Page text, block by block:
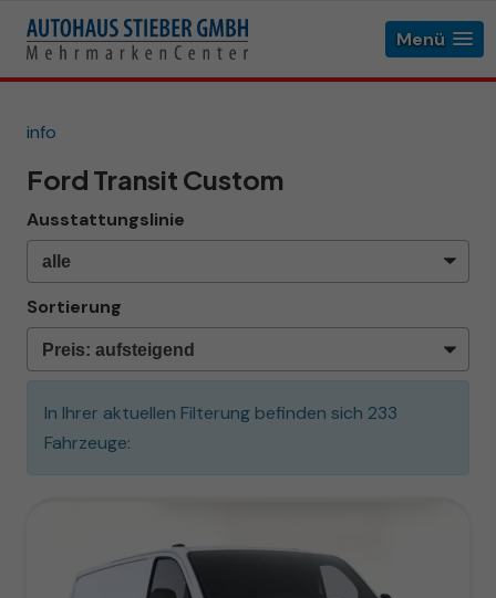
Menü
info
Ford Transit Custom
Ausstattungslinie
Sortierung
In Ihrer aktuellen Filterung befinden sich 233
Fahrzeuge: